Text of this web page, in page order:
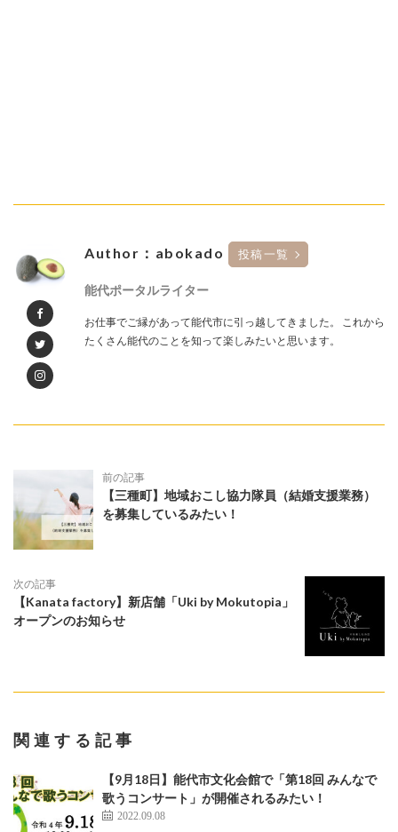
Author：abokado 投稿一覧
能代ポータルライター
お仕事でご縁があって能代市に引っ越してきました。 これから
たくさん能代のことを知って楽しみたいと思います。
前の記事
【三種町】地域おこし協力隊員（結婚支援業務）
を募集しているみたい！
次の記事
【Kanata factory】新店舗「Uki by Mokutopia」
オープンのお知らせ
関連する記事
【9月18日】能代市文化会館で「第18回 みんなで
歌うコンサート」が開催されるみたい！
2022.09.08